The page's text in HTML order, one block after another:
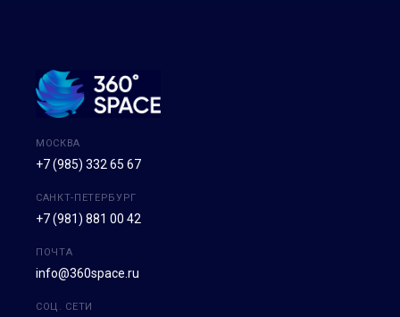
МОСКВА
+7 (985) 332 65 67
САНКТ-ПЕТЕРБУРГ
+7 (981) 881 00 42
ПОЧТА
info@360space.ru
СОЦ. СЕТИ